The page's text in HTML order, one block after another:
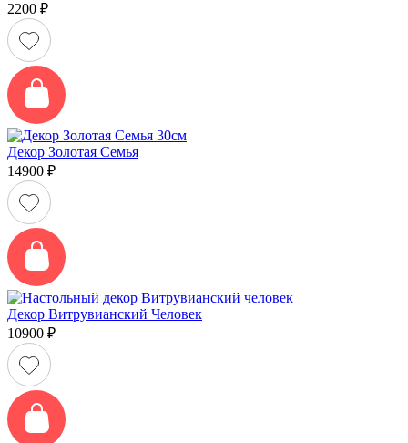
2200 ₽
Декор Золотая Семья
14900 ₽
Декор Витрувианский Человек
10900 ₽